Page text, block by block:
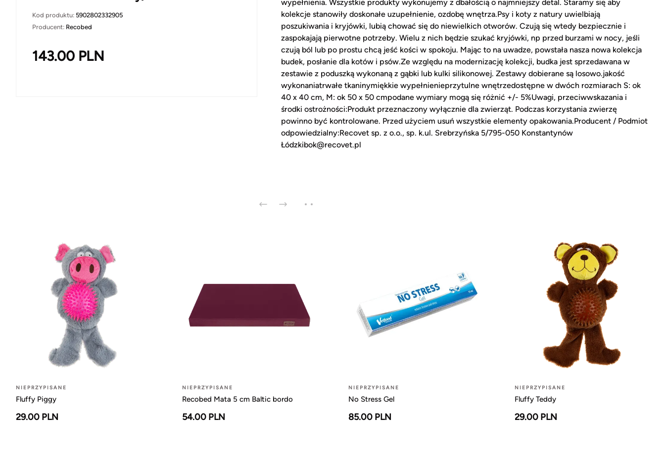
Kod produktu: 5902802332905
Producent: Recobed
143.00 PLN
wypełnienia. Wszystkie produkty wykonujemy z dbałością o najmniejszy detal. Staramy się aby
kolekcje stanowiły doskonałe uzupełnienie, ozdobę wnętrza.Psy i koty z natury uwielbiają
poszukiwania i kryjówki, lubią chować się do niewielkich otworów. Czują się wtedy bezpiecznie i
zaspokajają pierwotne potrzeby. Wielu z nich będzie szukać kryjówki, np przed burzami w nocy, jeśli
czują ból lub po prostu chcą jeść kości w spokoju. Mając to na uwadze, powstała nasza nowa kolekcja
budek, posłanie dla kotów i psów.Ze względu na modernizację kolekcji, budka jest sprzedawana w
zestawie z poduszką wykonaną z gąbki lub kulki silikonowej. Zestawy dobierane są losowo.jakość
wykonaniatrwałe tkaninymiękkie wypełnienieprzytulne wnętrzedostępne w dwóch rozmiarach S: ok
40 x 40 cm, M: ok 50 x 50 cmpodane wymiary mogą się różnić +/- 5%Uwagi, przeciwwskazania i
środki ostrożności:Produkt przeznaczony wyłącznie dla zwierząt. Podczas korzystania zwierzę
powinno być kontrolowane. Przed użyciem usuń wszystkie elementy opakowania.Producent / Podmiot
odpowiedzialny:Recovet sp. z o.o., sp. k.ul. Srebrzyńska 5/795-050 Konstantynów
Łódzkibok@recovet.pl
NIEPRZYPISANE
Fluffy Piggy
29.00 PLN
NIEPRZYPISANE
Recobed Mata 5 cm Baltic bordo
54.00 PLN
NIEPRZYPISANE
No Stress Gel
85.00 PLN
NIEPRZYPISANE
Fluffy Teddy
29.00 PLN